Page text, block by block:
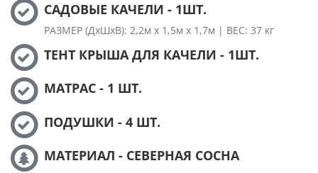
САДОВЫЕ КАЧЕЛИ - 1ШТ.
РАЗМЕР (ДхШхВ): 2,2м х 1,5м х 1,7м | ВЕС: 37 кг
ТЕНТ КРЫША ДЛЯ КАЧЕЛИ - 1ШТ.
МАТРАС - 1 ШТ.
ПОДУШКИ - 4 ШТ.
МАТЕРИАЛ - СЕВЕРНАЯ СОСНА